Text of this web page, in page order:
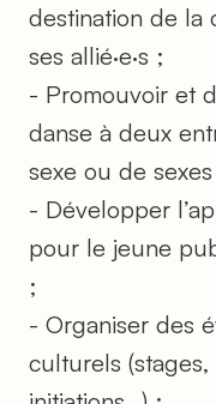
destination de la
ses allié·e·s ;
- Promouvoir et
danse à deux
sexe ou de
- Développer
pour le jeune
;
- Organiser des
culturels